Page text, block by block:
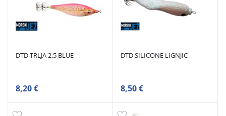
DTD TRLJA 2.5 BLUE
8,20 €
DTD SILICONE LIGNJIC
8,50 €